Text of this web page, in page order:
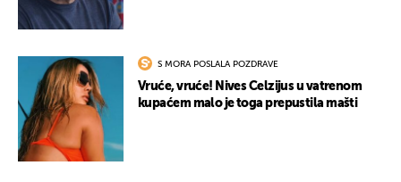
S MORA POSLALA POZDRAVE
Vruće, vruće! Nives Celzijus u vatrenom
kupaćem malo je toga prepustila mašti